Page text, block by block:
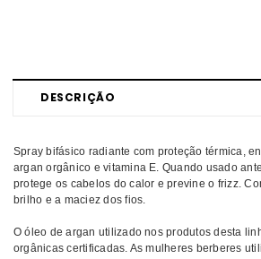
DESCRIÇÃO
Spray bifásico radiante com proteção térmica,
argan orgânico e vitamina E. Quando usado
protege os cabelos do calor e previne o frizz.
brilho e a maciez dos fios.
O óleo de argan utilizado nos produtos desta
orgânicas certificadas. As mulheres berberes